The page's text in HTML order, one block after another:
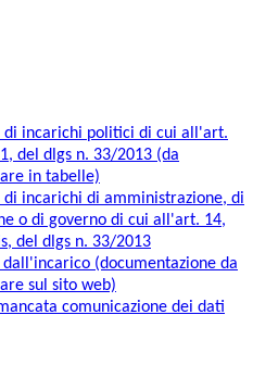
di incarichi politici di cui all'art.
del dlgs n. 33/2013 (da
in tabelle)
incarichi di amministrazione, di
o di governo di cui all'art. 14,
del dlgs n. 33/2013
dall'incarico (documentazione da
sul sito web)
comunicazione dei dati